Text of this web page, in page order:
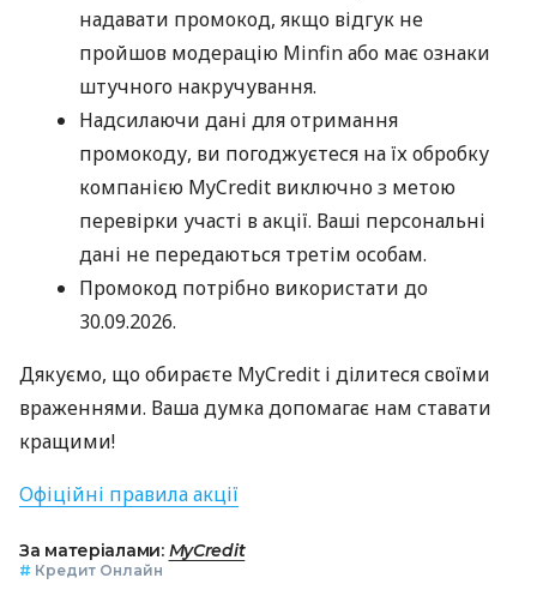
надавати промокод, якщо відгук не
пройшов модерацію Minfin або має ознаки
штучного накручування.
Надсилаючи дані для отримання
промокоду, ви погоджуєтеся на їх обробку
компанією MyCredit виключно з метою
перевірки участі в акції. Ваші персональні
дані не передаються третім особам.
Промокод потрібно використати до
30.09.2026.
Дякуємо, що обираєте MyCredit і ділитеся своїми
враженнями. Ваша думка допомагає нам ставати
кращими!
Офіційні правила акції
За матеріалами: MyCredit
# Кредит Онлайн